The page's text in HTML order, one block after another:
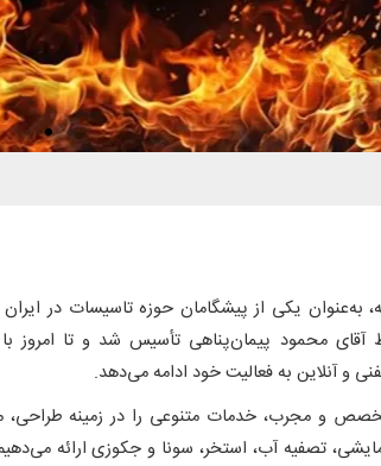
به‌عنوان یکی از پیشگامان حوزه تاسیسات در
مجموعه در سال ۱۳۶۰ توسط آقای محمود پیمان‌پناهی تأسیس شد و تا
و آنلاین به فعالیت خود ادامه می‌دهد.
و مجرب، خدمات متنوعی را در زمینه طراحی،
تصفیه آب، استخر، سونا و جکوزی ارائه